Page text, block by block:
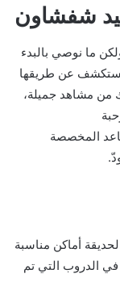
شفشاون
ما نوصي بالبدء
عن طريقها
من مشاهد جميلة،
المخصصة
أماكن مناسبة
الدروب التي تم